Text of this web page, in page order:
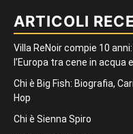
ARTICOLI
Villa ReNoir compie 10
l’Europa tra cene in acqua
Chi è Big Fish: Biografia,
Hop
Chi è Sienna Spiro